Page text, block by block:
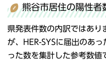
熊谷市居住の陽性
県発表件数の内訳ではあり
が、HER-SYSに届出のあ
った数を集計した参考数値